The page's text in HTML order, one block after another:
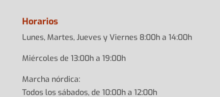
Horarios
Lunes, Martes, Jueves y Viernes 8:00h a 14:00h
Miércoles de 13:00h a 19:00h
Marcha nórdica:
Todos los sábados, de 10:00h a 12:00h